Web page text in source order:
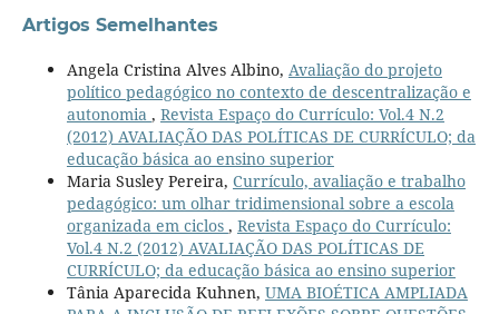
Artigos Semelhantes
Angela Cristina Alves Albino, Avaliação do projeto
político pedagógico no contexto de descentralização e
autonomia , Revista Espaço do Currículo: Vol.4 N.2
(2012) AVALIAÇÃO DAS POLÍTICAS DE CURRÍCULO; da
educação básica ao ensino superior
Maria Susley Pereira, Currículo, avaliação e trabalho
pedagógico: um olhar tridimensional sobre a escola
organizada em ciclos , Revista Espaço do Currículo:
Vol.4 N.2 (2012) AVALIAÇÃO DAS POLÍTICAS DE
CURRÍCULO; da educação básica ao ensino superior
Tânia Aparecida Kuhnen, UMA BIOÉTICA AMPLIADA